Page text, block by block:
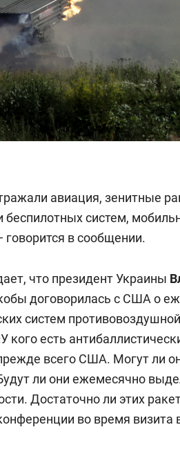
авиация, зенитные
беспилотных систем,
в сообщении.
что президент Украины
договорилась с США о
систем
кого есть
всего США. Могут ли
ли они ежемесячно
Достаточно ли этих
во время визита